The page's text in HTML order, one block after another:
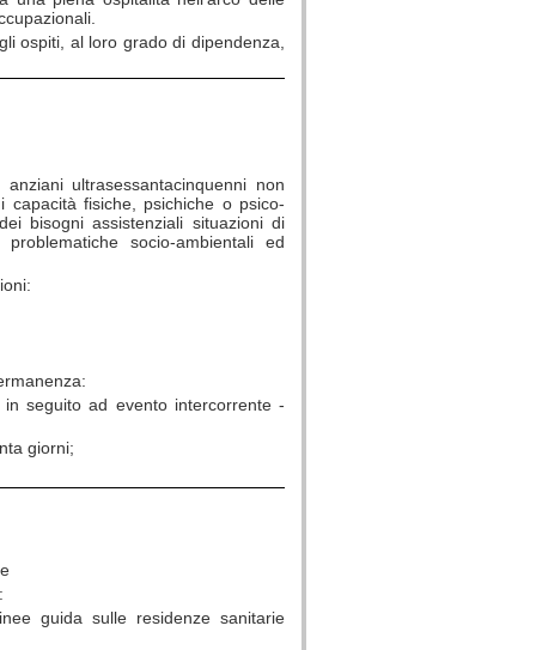
ospiti, al loro grado di dipendenza,
ultrasessantacinquenni non
capacità fisiche, psichiche o psico-
bisogni assistenziali situazioni di
socio-ambientali ed
seguito ad evento intercorrente -
giorni;
guida sulle residenze sanitarie